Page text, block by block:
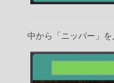
中から「ニッパー」を